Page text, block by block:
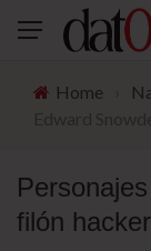
Home
filón